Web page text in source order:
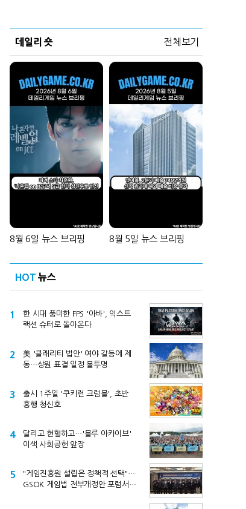
데일리 숏 전체보기
8월 6일 뉴스 브리핑 8월 5일 뉴스 브리핑
HOT 뉴스
1
한 시대 풍미한 FPS '아바', 익스트
랙션 슈터로 돌아온다
2
美 '클래리티 법안' 여야 갈등에 제
동…상원 표결 일정 불투명
3
출시 1주일 '쿠키런 크럼블', 초반
흥행 청신호
4
달리고 헌혈하고…'블루 아카이브'
이색 사회공헌 앞장
5
"게임진흥원 설립은 정책적 선택"…
GSOK 게임법 전부개정안 포럼서